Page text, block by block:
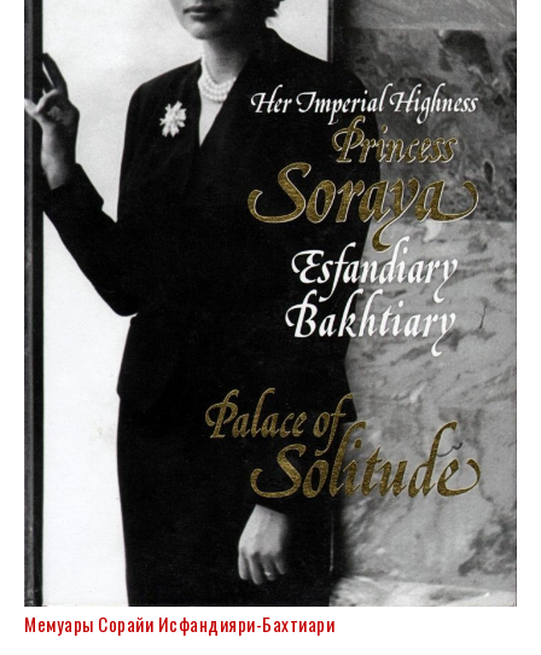
Мемуары Сорайи Исфандияри-Бахтиари